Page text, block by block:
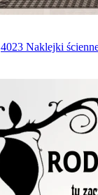
4023 Naklejki